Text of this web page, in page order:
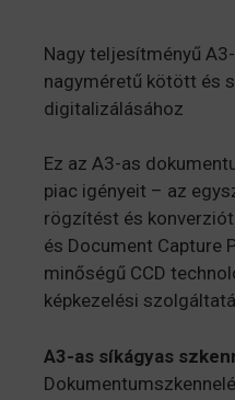
Nagy teljesítményű
nagyméretű kötött és
digitalizálásához
Ez az A3-as
piac igényeit – az
rögzítést és
és Document Capture
minőségű CCD
képkezelési
A3-as síkágyas